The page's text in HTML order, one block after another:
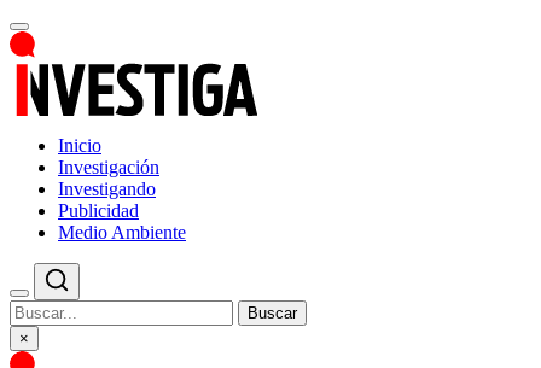
Inicio
Investigación
Investigando
Publicidad
Medio Ambiente
Buscar
×